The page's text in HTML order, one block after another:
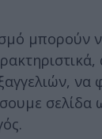
μπορούν
να
σελίδα